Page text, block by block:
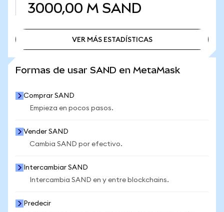
3000,00 M SAND
VER MÁS ESTADÍSTICAS
Formas de usar SAND en MetaMask
Comprar SAND
Empieza en pocos pasos.
Vender SAND
Cambia SAND por efectivo.
Intercambiar SAND
Intercambia SAND en y entre blockchains.
Predecir